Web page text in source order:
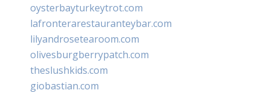
oysterbayturkeytrot.com
lafronterarestauranteybar.com
lilyandrosetearoom.com
olivesburgberrypatch.com
theslushkids.com
giobastian.com